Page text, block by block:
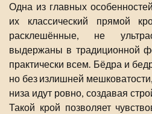
Одна из главных
их классический прямой
расклешённые, не
выдержаны в традиционной
практически всем. Бёдра и
но без излишней
низа идут ровно, создавая
Такой крой позволяет